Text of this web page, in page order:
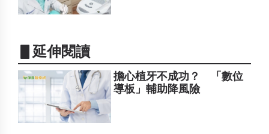
▋延伸閱讀
擔心植牙不成功？ 「數位
導板」輔助降風險